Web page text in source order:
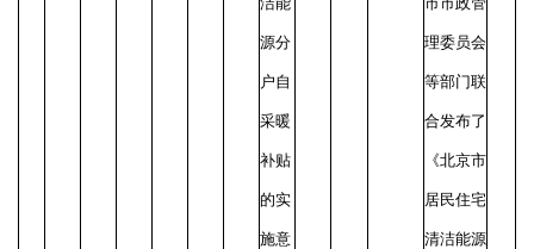
源分
户自
采暖
补贴
的实
施意
理委员会
等部门联
合发布了
《北京市
居民住宅
清洁能源